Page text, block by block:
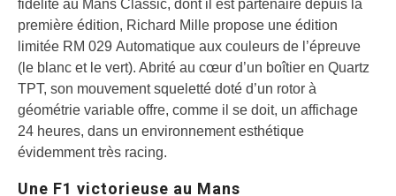
fidélité au Mans Classic, dont il est partenaire depuis la
première édition, Richard Mille propose une édition
limitée RM 029 Automatique aux couleurs de l’épreuve
(le blanc et le vert). Abrité au cœur d’un boîtier en Quartz
TPT, son mouvement squeletté doté d’un rotor à
géométrie variable offre, comme il se doit, un affichage
24 heures, dans un environnement esthétique
évidemment très racing.
Une F1 victorieuse au Mans